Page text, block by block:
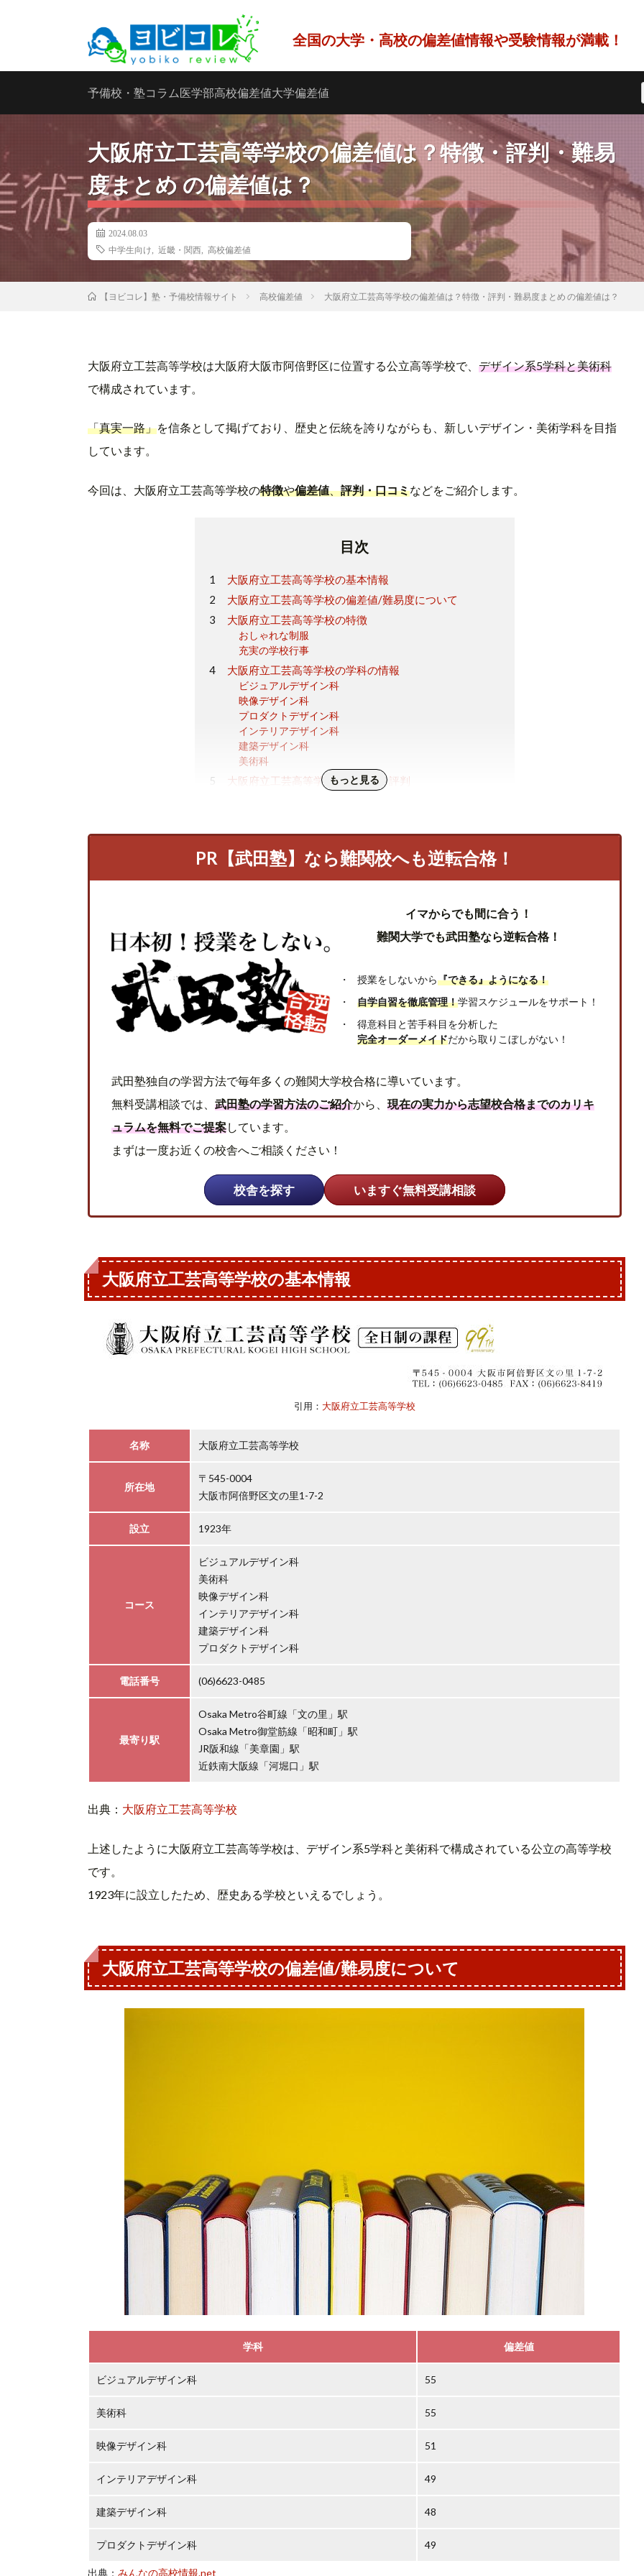
全国の大学・高校の偏差値情報や受験情報が満載！
予備校・塾コラム医学部高校偏差値大学偏差値
大阪府立工芸高等学校の偏差値は？特徴・評判・難易
度まとめ の偏差値は？
2024.08.03
中学生向け
近畿・関西 高校偏差値
【ヨビコレ】塾・予備校情報サイト 高校偏差値 大阪府立工芸高等学校の偏差値は？特徴・評判・難易度まとめ の偏差値は？
大阪府立工芸高等学校は大阪府大阪市阿倍野区に位置する公立高等学校で、 デザイン系5学科と美術科
で構成されています。
「真実一路」を信条として掲げており、歴史と伝統を誇りながらも、新しいデザイン・美術学科を目指
しています。
今回は、大阪府立工芸高等学校の特徴や偏差値、評判・口コミなどをご紹介します。
目次
大阪府立工芸高等学校の基本情報
大阪府立工芸高等学校の偏差値/難易度について
大阪府立工芸高等学校の特徴
おしゃれな制服
充実の学校行事
大阪府立工芸高等学校の学科の情報
ビジュアルデザイン科
映像デザイン科
プロダクトデザイン科
インテリアデザイン科
建築デザイン科
美術科
大阪府立工芸高等学校の口コミ・評判
まとめ
もっと見る
PR【武田塾】なら難関校へも逆転合格！
イマからでも間に合う！
難関大学でも武田塾なら逆転合格！
授業をしないから『できる』ようになる！
自学自習を徹底管理！学習スケジュールをサポート！
得意科目と苦手科目を分析した
完全オーダーメイドだから取りこぼしがない！
武田塾独自の学習方法で毎年多くの難関大学校合格に導いています。
無料受講相談では、 武田塾の学習方法のご紹介から、 現在の実力から志望校合格までのカリキ
ュラムを無料でご提案しています。
まずは一度お近くの校舎へご相談ください！
校舎を探す いますぐ無料受講相談
大阪府立工芸高等学校の基本情報
引用： 大阪府立工芸高等学校
名称 大阪府立工芸高等学校
所在地
〒545-0004
大阪市阿倍野区文の里1-7-2
設立 1923年
コース
ビジュアルデザイン科
美術科
映像デザイン科
インテリアデザイン科
建築デザイン科
プロダクトデザイン科
電話番号 (06)6623-0485
最寄り駅
Osaka Metro谷町線「文の里」駅
Osaka Metro御堂筋線「昭和町」駅
JR阪和線「美章園」駅
近鉄南大阪線「河堀口」駅
出典： 大阪府立工芸高等学校
上述したように大阪府立工芸高等学校は、デザイン系5学科と美術科で構成されている公立の高等学校
です。
1923年に設立したため、歴史ある学校といえるでしょう。
大阪府立工芸高等学校の偏差値/難易度について
学科 偏差値
ビジュアルデザイン科 55
美術科 55
映像デザイン科 51
インテリアデザイン科 49
建築デザイン科 48
プロダクトデザイン科 49
出典： みんなの高校情報.net